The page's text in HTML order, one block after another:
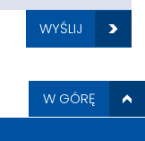
WYŚLIJ
W GÓRĘ